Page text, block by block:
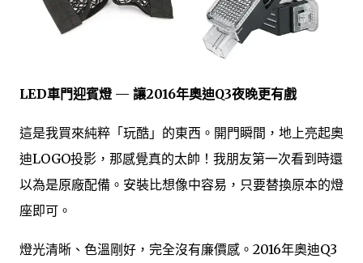
LED車門迎賓燈 — 讓2016年奧迪Q3夜晚更有戲
這是我買來純粹「玩酷」的東西。開門瞬間，地上亮起奧
迪LOGO投影，那感覺真的太帥！我朋友第一次看到時還
以為是原廠配備。安裝比想像中容易，只要替換原本的燈
座即可。
燈光清晰、色溫剛好，完全沒有廉價感。2016年奧迪Q3